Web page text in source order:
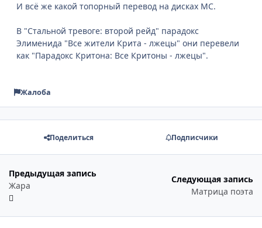
И всё же какой топорный перевод на дисках МС.
В "Стальной тревоге: второй рейд" парадокс
Элименида "Все жители Крита - лжецы" они перевели
как "Парадокс Критона: Все Критоны - лжецы".
Жалоба
Поделиться Подписчики
Предыдущая запись
Жара
Следующая запись
Матрица поэта